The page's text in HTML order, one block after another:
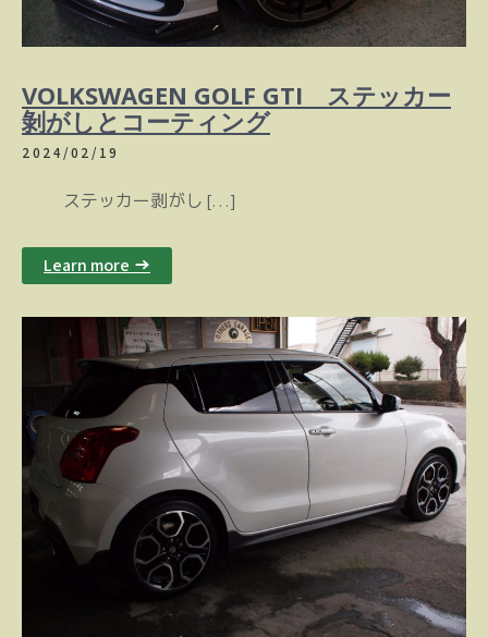
VOLKSWAGEN GOLF GTI ステッカー
剝がしとコーティング
2024/02/19
ステッカー剥がし […]
Learn more →